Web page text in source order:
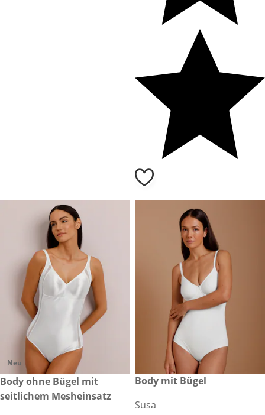
Neu
69,99 €
Body ohne Bügel mit
seitlichem Mesheinsatz
99,99 €
Body mit Bügel
Susa